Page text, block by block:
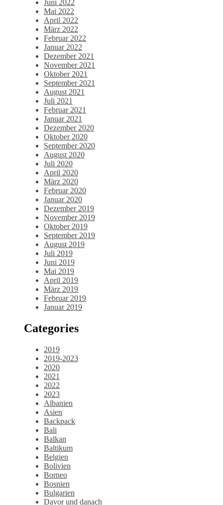
Juni 2022
Mai 2022
April 2022
März 2022
Februar 2022
Januar 2022
Dezember 2021
November 2021
Oktober 2021
September 2021
August 2021
Juli 2021
Februar 2021
Januar 2021
Dezember 2020
Oktober 2020
September 2020
August 2020
Juli 2020
April 2020
März 2020
Februar 2020
Januar 2020
Dezember 2019
November 2019
Oktober 2019
September 2019
August 2019
Juli 2019
Juni 2019
Mai 2019
April 2019
März 2019
Februar 2019
Januar 2019
Categories
2019
2019-2023
2020
2021
2022
2023
Albanien
Asien
Backpack
Bali
Balkan
Baltikum
Belgien
Bolivien
Borneo
Bosnien
Bulgarien
Davor und danach